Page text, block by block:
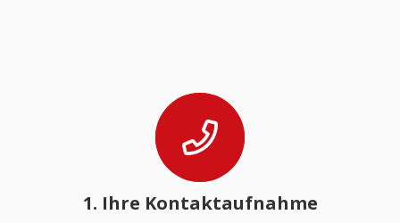
1. Ihre Kontaktaufnahme